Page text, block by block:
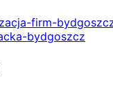
firm-
bydgoszcz